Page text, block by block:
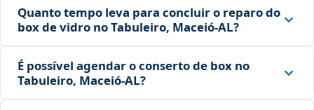
Quanto tempo leva para concluir o reparo do
box de vidro no Tabuleiro, Maceió‑AL?
É possível agendar o conserto de box no
Tabuleiro, Maceió‑AL?